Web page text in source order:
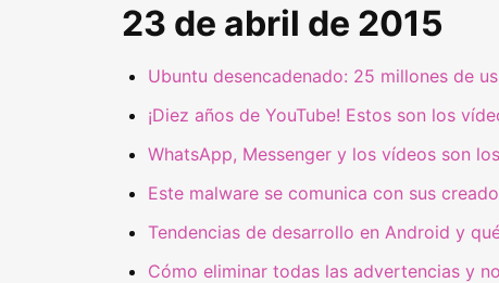
23 de abril de 2015
Ubuntu desencadenado: 25 millones de
¡Diez años de YouTube! Estos son los
WhatsApp, Messenger y los vídeos son
Este malware se comunica con sus
Tendencias de desarrollo en Android y
Cómo eliminar todas las advertencias y